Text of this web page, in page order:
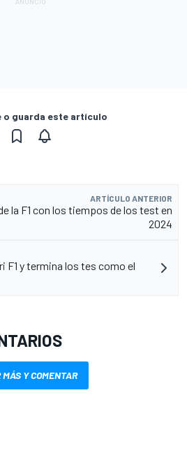
o guarda este artículo
ARTÍCULO ANTERIOR
la F1 con los tiempos de los test en
2024
F1 y termina los tes como el
MÁS Y COMENTAR